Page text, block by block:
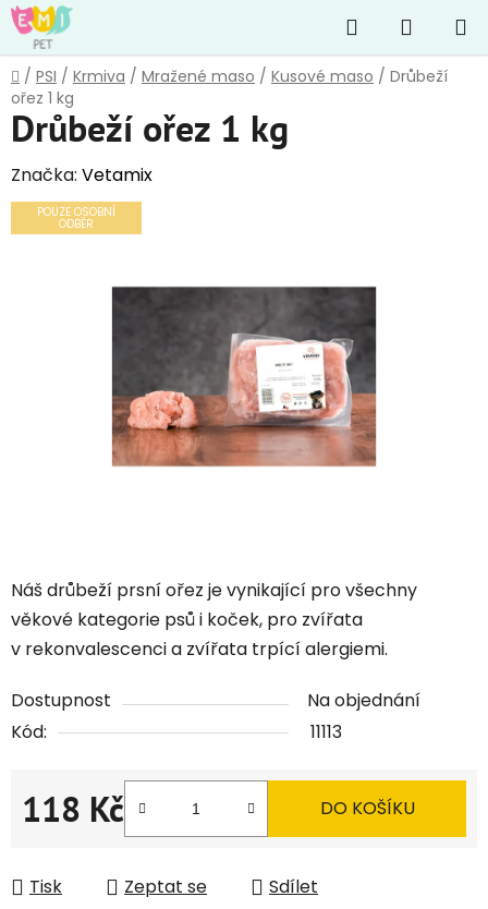
Přejít
na
obsah
Hledat
KOŠÍK
Domů
/ PSI / Krmiva / Mražené maso / Kusové maso / Drůbeží
ořez 1 kg
Náš drůbeží prsní ořez je vynikající pro všechny
věkové kategorie psů i koček, pro zvířata
v rekonvalescenci a zvířata trpící alergiemi.
Dostupnost
Na objednání
Kód:
11113
118 Kč
Měrná cena:
DO KOŠÍKU
Tisk Zeptat se Sdílet
Drůbeží ořez 1 kg
Značka: Vetamix
POUZE OSOBNÍ
ODBĚR